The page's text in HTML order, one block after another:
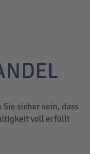
sicher sein, dass
voll erfüllt